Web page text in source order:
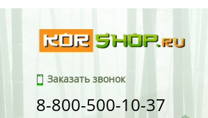
Заказать звонок
8-800-500-10-37